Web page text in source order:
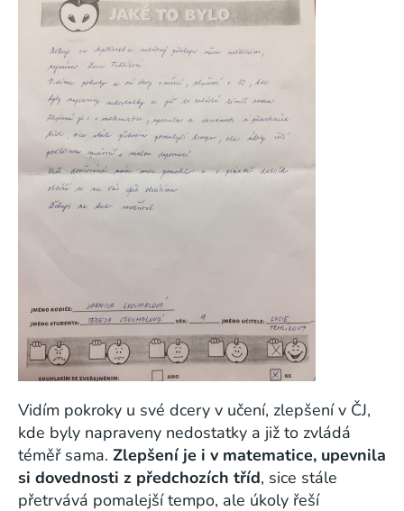
Vidím pokroky u své dcery v učení, zlepšení v ČJ,
kde byly napraveny nedostatky a již to zvládá
téměř sama. Zlepšení je i v matematice, upevnila
si dovednosti z předchozích tříd, sice stále
přetrvává pomalejší tempo, ale úkoly řeší